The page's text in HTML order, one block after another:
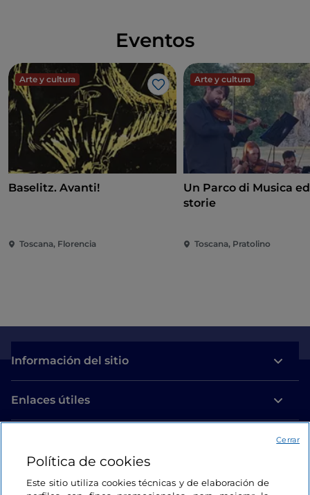
Eventos
Arte y cultura
Me gusta
Baselitz. Avanti!
Toscana, Florencia
Arte y cultura
Un Parco di Musica
storie
Toscana, Pratolino
Información del sitio
Enlaces útiles
Estamos en contacto
Política de cookies
Este sitio utiliza cookies técnicas y de elaboración de
Cerrar